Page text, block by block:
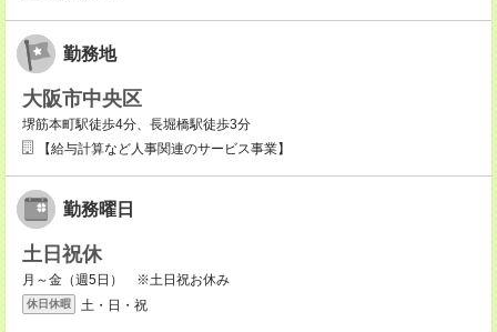
勤務地
大阪市中央区
堺筋本町駅徒歩4分、長堀橋駅徒歩3分
【給与計算など人事関連のサービス事業】
勤務曜日
土日祝休
月～金（週5日） ※土日祝お休み
休日休暇 土・日・祝